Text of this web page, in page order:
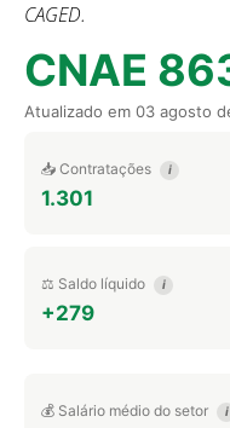
CAGED.
CNAE
Atualizado em 03 agosto
📥 Contratações i
1.301
⚖️ Saldo líquido i
+279
💰 Salário médio do setor i